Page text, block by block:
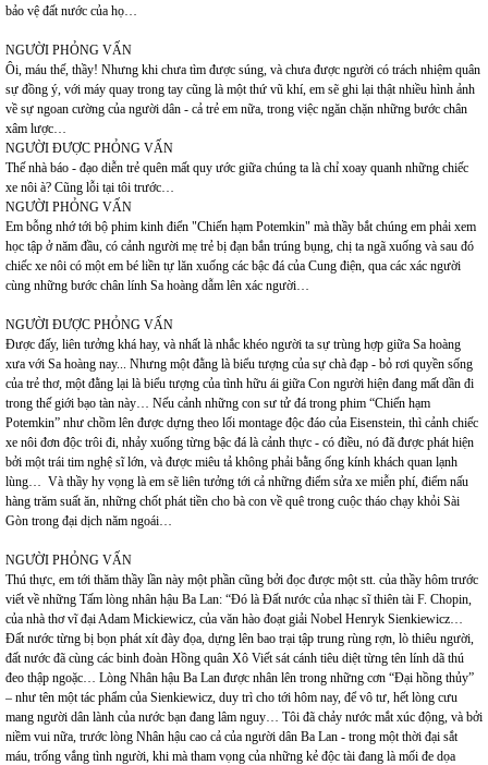
bảo vệ đất nước của họ…
NGƯỜI PHỎNG VẤN
Ôi, máu thế, thầy! Nhưng khi chưa tìm được súng, và chưa được người có trách nhiệm quân
sự đồng ý, với máy quay trong tay cũng là một thứ vũ khí, em sẽ ghi lại thật nhiều hình ảnh
về sự ngoan cường của người dân - cả trẻ em nữa, trong việc ngăn chặn những bước chân
xâm lược…
NGƯỜI ĐƯỢC PHỎNG VẤN
Thế nhà báo - đạo diễn trẻ quên mất quy ước giữa chúng ta là chỉ xoay quanh những chiếc
xe nôi à? Cũng lỗi tại tôi trước…
NGƯỜI PHỎNG VẤN
Em bỗng nhớ tới bộ phim kinh điển "Chiến hạm Potemkin" mà thầy bắt chúng em phải xem
học tập ở năm đầu, có cảnh người mẹ trẻ bị đạn bắn trúng bụng, chị ta ngã xuống và sau đó
chiếc xe nôi có một em bé liền tự lăn xuống các bậc đá của Cung điện, qua các xác người
cùng những bước chân lính Sa hoàng dẫm lên xác người…
NGƯỜI ĐƯỢC PHỎNG VẤN
Được đấy, liên tưởng khá hay, và nhất là nhắc khéo người ta sự trùng hợp giữa Sa hoàng
xưa với Sa hoàng nay... Nhưng một đằng là biểu tượng của sự chà đạp - bỏ rơi quyền sống
của trẻ thơ, một đằng lại là biểu tượng của tình hữu ái giữa Con người hiện đang mất dần đi
trong thế giới bạo tàn này… Nếu cảnh những con sư tử đá trong phim “Chiến hạm
Potemkin” như chồm lên được dựng theo lối montage độc đáo của Eisenstein, thì cảnh chiếc
xe nôi đơn độc trôi đi, nhảy xuống từng bậc đá là cảnh thực - có điều, nó đã được phát hiện
bởi một trái tim nghệ sĩ lớn, và được miêu tả không phải bằng ống kính khách quan lạnh
lùng… Và thầy hy vọng là em sẽ liên tưởng tới cả những điểm sửa xe miễn phí, điểm nấu
hàng trăm suất ăn, những chốt phát tiền cho bà con về quê trong cuộc tháo chạy khỏi Sài
Gòn trong đại dịch năm ngoái…
NGƯỜI PHỎNG VẤN
Thú thực, em tới thăm thầy lần này một phần cũng bởi đọc được một stt. của thầy hôm trước
viết về những Tấm lòng nhân hậu Ba Lan: “Đó là Đất nước của nhạc sĩ thiên tài F. Chopin,
của nhà thơ vĩ đại Adam Mickiewicz, của văn hào đoạt giải Nobel Henryk Sienkiewicz…
Đất nước từng bị bọn phát xít đày đọa, dựng lên bao trại tập trung rùng rợn, lò thiêu người,
đất nước đã cùng các binh đoàn Hồng quân Xô Viết sát cánh tiêu diệt từng tên lính dã thú
đeo thập ngoặc… Lòng Nhân hậu Ba Lan được nhân lên trong những cơn “Đại hồng thủy”
– như tên một tác phẩm của Sienkiewicz, duy trì cho tới hôm nay, để vô tư, hết lòng cưu
mang người dân lành của nước bạn đang lâm nguy… Tôi đã chảy nước mắt xúc động, và bởi
niềm vui nữa, trước lòng Nhân hậu cao cả của người dân Ba Lan - trong một thời đại sắt
máu, trống vắng tình người, khi mà tham vọng của những kẻ độc tài đang là mối đe dọa